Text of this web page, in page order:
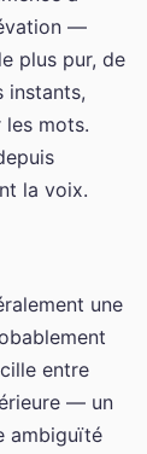
—
plus pur, de
instants,
mots.
la voix.
une
entre
— un
ambiguïté